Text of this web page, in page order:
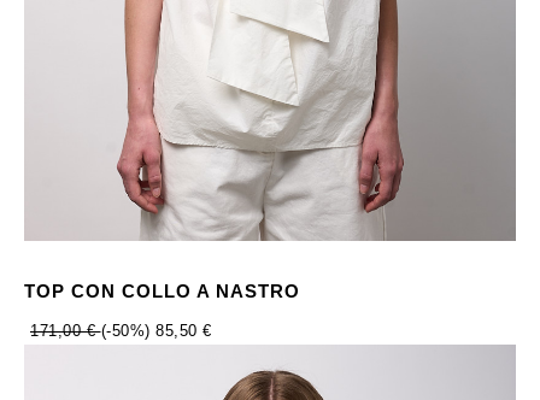
TOP CON COLLO A NASTRO
171,00 €(-50%) 85,50 €